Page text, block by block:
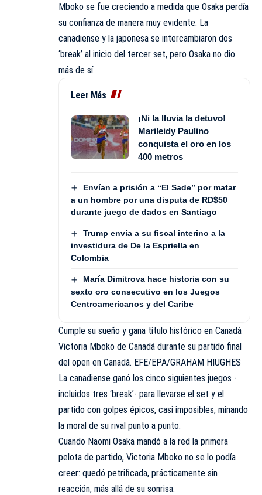
Mboko se fue creciendo a medida que Osaka perdía
su confianza de manera muy evidente. La
canadiense y la japonesa se intercambiaron dos
‘break’ al inicio del tercer set, pero Osaka no dio
más de sí.
Leer Más
¡Ni la lluvia la detuvo!
Marileidy Paulino
conquista el oro en los
400 metros
Envían a prisión a “El Sade” por matar
a un hombre por una disputa de RD$50
durante juego de dados en Santiago
Trump envía a su fiscal interino a la
investidura de De la Espriella en
Colombia
María Dimitrova hace historia con su
sexto oro consecutivo en los Juegos
Centroamericanos y del Caribe
Cumple su sueño y gana título histórico en Canadá
Victoria Mboko de Canadá durante su partido final
del open en Canadá. EFE/EPA/GRAHAM HIUGHES
La canadiense ganó los cinco siguientes juegos -
incluidos tres ‘break’- para llevarse el set y el
partido con golpes épicos, casi imposibles, minando
la moral de su rival punto a punto.
Cuando Naomi Osaka mandó a la red la primera
pelota de partido, Victoria Mboko no se lo podía
creer: quedó petrificada, prácticamente sin
reacción, más allá de su sonrisa.